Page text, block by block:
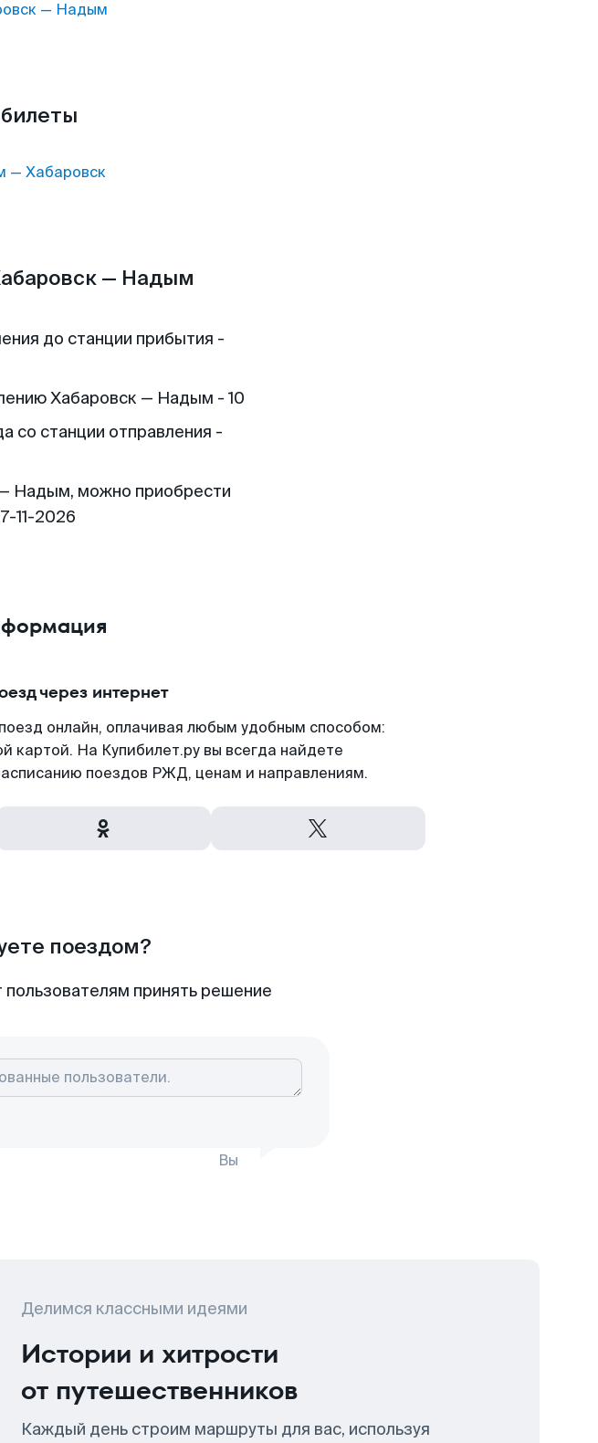
— Надым
— Хабаровск
— Надым
до станции прибытия -
Хабаровск — Надым - 10
со станции отправления -
Надым, можно приобрести
11-2026
через интернет
онлайн, оплачивая любым удобным способом:
картой. На Купибилет.ру вы всегда найдете
поездов РЖД, ценам и направлениям.
поездом?
принять решение
Вы
Делимся классными идеями
Истории и хитрости
от путешественников
Каждый день строим маршруты для вас, используя